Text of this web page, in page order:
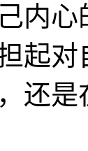
内
起
还